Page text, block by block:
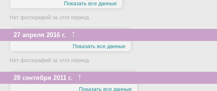
Показать все данные
Нет фотографий за этот период
27 апреля 2016 г. ↑
Показать все данные
Нет фотографий за этот период
28 сентября 2011 г. ↑
Показать все данные